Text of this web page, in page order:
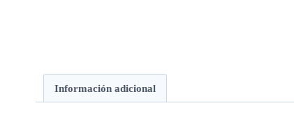
Información adicional